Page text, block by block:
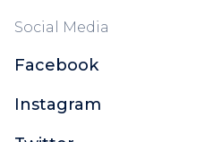
Orgakiddy
Probiolog
Sugant
Social Media
Facebook
Instagram